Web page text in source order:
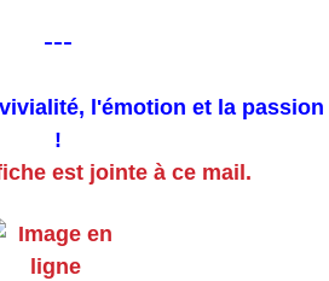
---
l'émotion et la passion
!
est jointe à ce mail.